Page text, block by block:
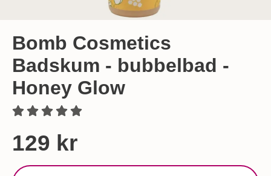
Bomb Cosmetics
Badskum - bubbelbad -
Honey Glow
Handla denna produkt Bomb Cosmetics Badskum -
pris
129 kr